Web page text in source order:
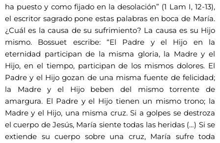
ha puesto y como fijado en la desolación” (1 Lam I, 12-13),
el escritor sagrado pone estas palabras en boca de María.
¿Cuál es la causa de su sufrimiento? La causa es su Hijo
mismo. Bossuet escribe: “El Padre y el Hijo en la
eternidad participan de la misma gloria, la Madre y el
Hijo, en el tiempo, participan de los mismos dolores. El
Padre y el Hijo gozan de una misma fuente de felicidad;
la Madre y el Hijo beben del mismo torrente de
amargura. El Padre y el Hijo tienen un mismo trono; la
Madre y el Hijo, una misma cruz. Si a golpes se destroza
el cuerpo de Jesús, María siente todas las heridas (…) Si se
extiende su cuerpo sobre una cruz, María sufre toda